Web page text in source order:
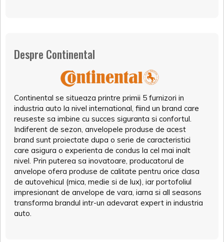
Despre Continental
Continental se situeaza printre primii 5 furnizori in
industria auto la nivel international, fiind un brand care
reuseste sa imbine cu succes siguranta si confortul.
Indiferent de sezon, anvelopele produse de acest
brand sunt proiectate dupa o serie de caracteristici
care asigura o experienta de condus la cel mai inalt
nivel. Prin puterea sa inovatoare, producatorul de
anvelope ofera produse de calitate pentru orice clasa
de autovehicul (mica, medie si de lux), iar portofoliul
impresionant de anvelope de vara, iarna si all seasons
transforma brandul intr-un adevarat expert in industria
auto.